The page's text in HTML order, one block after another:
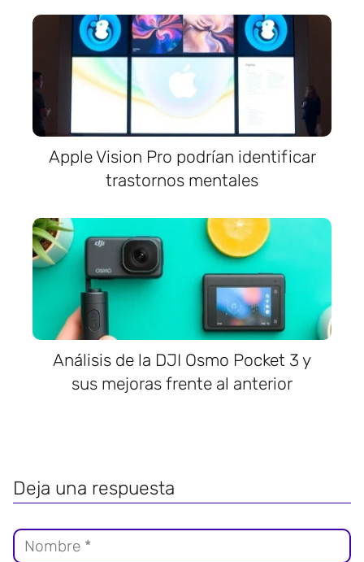
Apple Vision Pro podrían identificar
trastornos mentales
Análisis de la DJI Osmo Pocket 3 y
sus mejoras frente al anterior
Deja una respuesta